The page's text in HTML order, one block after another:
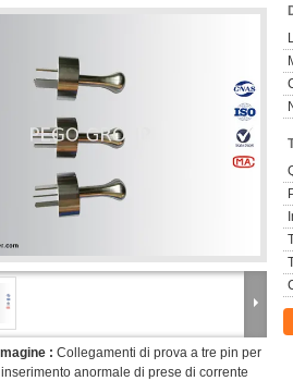
: Collegamenti di prova a tre pin per
inserimento anormale di prese di corrente